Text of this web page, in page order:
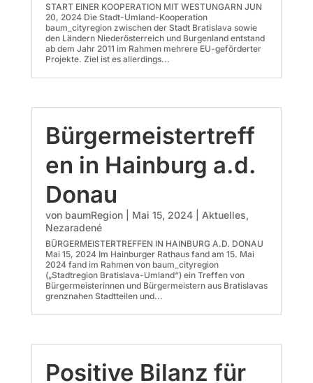
START EINER KOOPERATION MIT WESTUNGARN JUN
20, 2024 Die Stadt-Umland-Kooperation
baum_cityregion zwischen der Stadt Bratislava sowie
den Ländern Niederösterreich und Burgenland entstand
ab dem Jahr 2011 im Rahmen mehrere EU-geförderter
Projekte. Ziel ist es allerdings...
Bürgermeistertreff
en in Hainburg a.d.
Donau
von baumRegion| Mai 15, 2024| Aktuelles,
Nezaradené
BÜRGERMEISTERTREFFEN IN HAINBURG A.D. DONAU
Mai 15, 2024 Im Hainburger Rathaus fand am 15. Mai
2024 fand im Rahmen von baum_cityregion
(„Stadtregion Bratislava-Umland“) ein Treffen von
Bürgermeisterinnen und Bürgermeistern aus Bratislavas
grenznahen Stadtteilen und...
Positive Bilanz für